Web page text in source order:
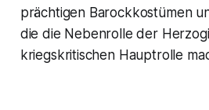
prächtigen Barockkostümen
die die Nebenrolle der
kriegskritischen Hauptrolle